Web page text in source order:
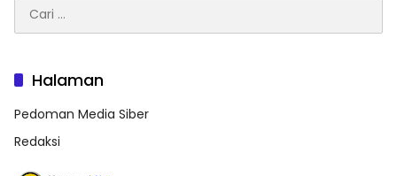
untuk:
Halaman
Pedoman Media Siber
Redaksi